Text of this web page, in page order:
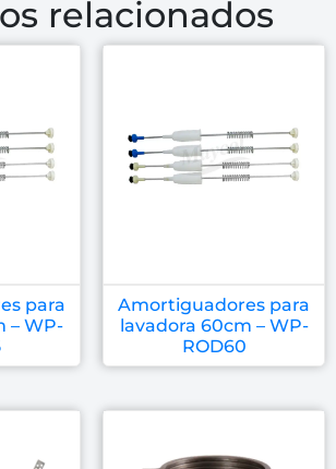
relacionados
para
– WP-
Amortiguadores para
lavadora 60cm – WP-
ROD60